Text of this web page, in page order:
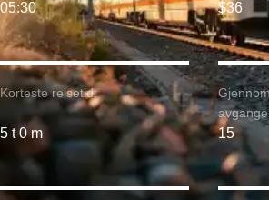
Korteste reisetid:
5 t 0 m
05:30 $36
15